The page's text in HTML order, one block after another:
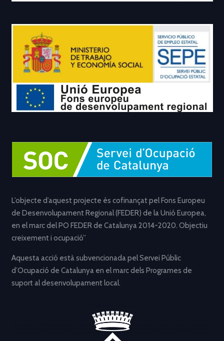
L’objecte d’aquest projecte és cofinançat pel Fons Europeu
de Desenvolupament Regional (FEDER) de la Unió Europea,
en el marc del PO FEDER de Catalunya 2014-2020. Objectiu
creixement i ocupació”
Aquesta acció està subvencionada pel Servei Públic
d’Ocupació de Catalunya en el marc dels Programes de
suport al desenvolupament local.